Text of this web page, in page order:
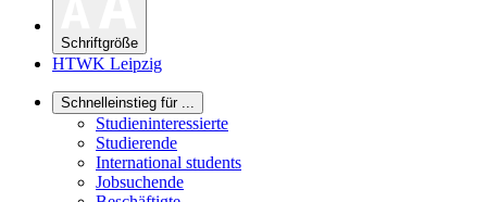
Schriftgröße
HTWK Leipzig
Schnelleinstieg für ...
Studieninteressierte
Studierende
International students
Jobsuchende